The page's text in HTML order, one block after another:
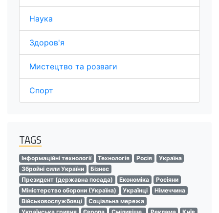
Наука
Здоров'я
Мистецтво та розваги
Спорт
TAGS
Інформаційні технології Технологія Росія
Україна
Збройні сили України
Бізнес
Президент (державна посада)
Економіка
Росіяни
Міністерство оборони (Україна)
Українці
Німеччина
Військовослужбовці
Соціальна мережа